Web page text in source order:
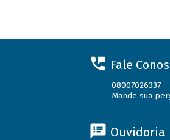
Fale
08007026337
Mande sua
Ouvidoria